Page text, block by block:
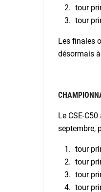
tour
tour
Les finales
désormais
Le CSE-
septembre,
tour
tour
tour
tour